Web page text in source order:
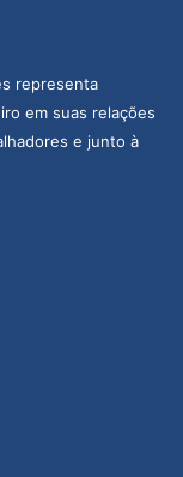
representa
em suas relações
e junto à